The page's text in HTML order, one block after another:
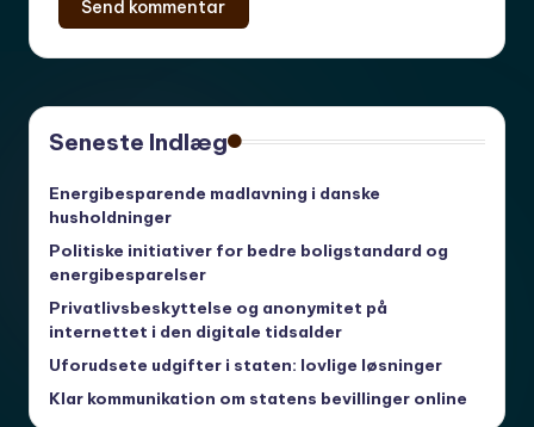
Seneste Indlæg
Energibesparende madlavning i danske
husholdninger
Politiske initiativer for bedre boligstandard og
energibesparelser
Privatlivsbeskyttelse og anonymitet på
internettet i den digitale tidsalder
Uforudsete udgifter i staten: lovlige løsninger
Klar kommunikation om statens bevillinger online